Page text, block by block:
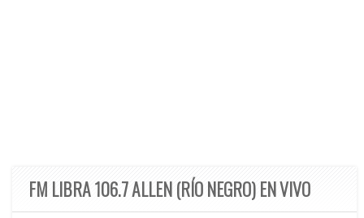
FM LIBRA 106.7 ALLEN (RÍO NEGRO) EN VIVO